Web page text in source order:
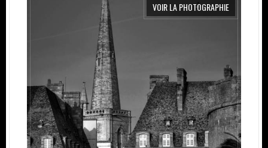
VOIR LA PHOTOGRAPHIE